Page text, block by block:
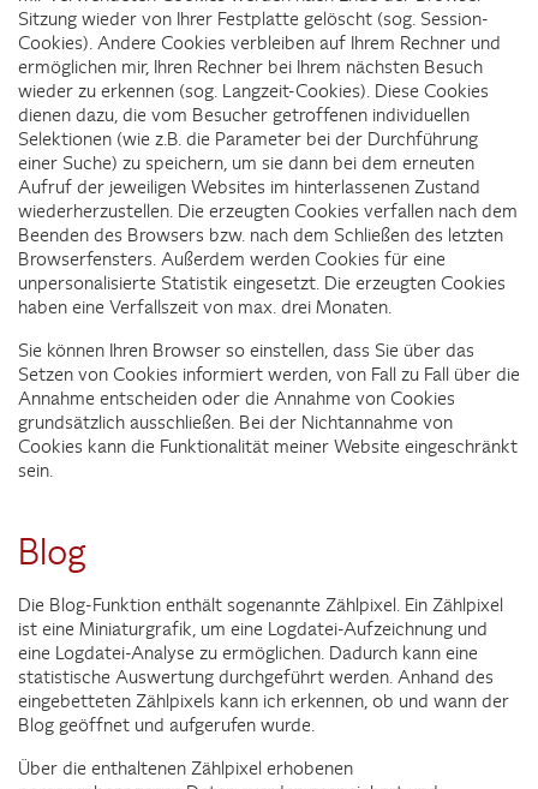
Sitzung wieder von Ihrer Festplatte gelöscht (sog. Session-
Cookies). Andere Cookies verbleiben auf Ihrem Rechner und
ermöglichen mir, Ihren Rechner bei Ihrem nächsten Besuch
wieder zu erkennen (sog. Langzeit-Cookies). Diese Cookies
dienen dazu, die vom Besucher getroffenen individuellen
Selektionen (wie z.B. die Parameter bei der Durchführung
einer Suche) zu speichern, um sie dann bei dem erneuten
Aufruf der jeweiligen Websites im hinterlassenen Zustand
wiederherzustellen. Die erzeugten Cookies verfallen nach dem
Beenden des Browsers bzw. nach dem Schließen des letzten
Browserfensters. Außerdem werden Cookies für eine
unpersonalisierte Statistik eingesetzt. Die erzeugten Cookies
haben eine Verfallszeit von max. drei Monaten.
Sie können Ihren Browser so einstellen, dass Sie über das
Setzen von Cookies informiert werden, von Fall zu Fall über die
Annahme entscheiden oder die Annahme von Cookies
grundsätzlich ausschließen. Bei der Nichtannahme von
Cookies kann die Funktionalität meiner Website eingeschränkt
sein.
Blog
Die Blog-Funktion enthält sogenannte Zählpixel. Ein Zählpixel
ist eine Miniaturgrafik, um eine Logdatei-Aufzeichnung und
eine Logdatei-Analyse zu ermöglichen. Dadurch kann eine
statistische Auswertung durchgeführt werden. Anhand des
eingebetteten Zählpixels kann ich erkennen, ob und wann der
Blog geöffnet und aufgerufen wurde.
Über die enthaltenen Zählpixel erhobenen